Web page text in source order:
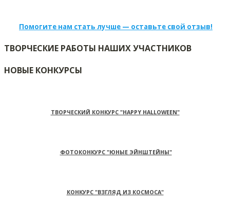
Помогите нам стать лучше — оставьте свой отзыв!
ТВОРЧЕСКИЕ РАБОТЫ НАШИХ УЧАСТНИКОВ
НОВЫЕ КОНКУРСЫ
ТВОРЧЕСКИЙ КОНКУРС "HAPPY HALLOWEEN"
ФОТОКОНКУРС "ЮНЫЕ ЭЙНШТЕЙНЫ"
КОНКУРС "ВЗГЛЯД ИЗ КОСМОСА"